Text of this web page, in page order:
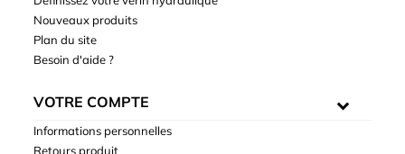
Nouveaux produits
Plan du site
Besoin d'aide ?
VOTRE COMPTE
Informations personnelles
Retours produit